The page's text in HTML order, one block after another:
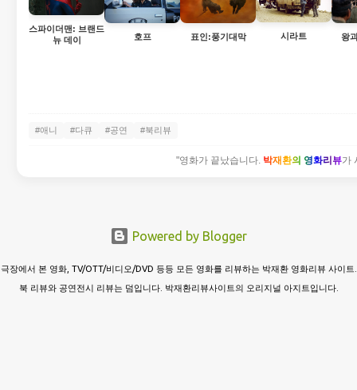
스파이더맨: 브랜드
뉴 데이
호프 표인:풍기대막 시라트 왕
#애니 #다큐 #공연 #북리뷰
"영화가 끝났습니다. 박재환의 영화리뷰가
Powered by Blogger
극장에서 본 영화, TV/OTT/비디오/DVD 등등 모든 영화를 리뷰하는 박재환 영화리뷰 사이트.
북 리뷰와 공연전시 리뷰는 덤입니다. 박재환리뷰사이트의 오리지널 아지트입니다.